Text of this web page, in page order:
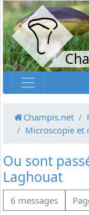
Champis.net
Microscopie et
Ou sont
Laghouat
6 messages